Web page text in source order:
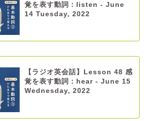
覚を表す動詞：listen - June
14 Tuesday, 2022
【ラジオ英会話】Lesson 48 感
覚を表す動詞：hear - June 15
Wednesday, 2022